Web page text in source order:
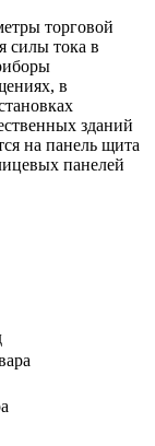
торговой
силы тока в
в
зданий
на панель щита
панелей